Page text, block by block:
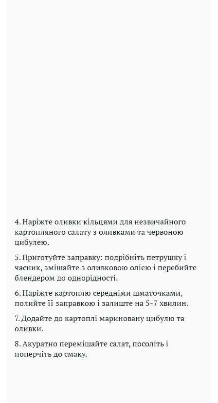
4. Наріжте оливки кільцями для незвичайного
картопляного салату з оливками та червоною
цибулею.
5. Приготуйте заправку: подрібніть петрушку і
часник, змішайте з оливковою олією і перебийте
блендером до однорідності.
6. Наріжте картоплю середніми шматочками,
полийте її заправкою і залиште на 5-7 хвилин.
7. Додайте до картоплі мариновану цибулю та
оливки.
8. Акуратно перемішайте салат, посоліть і
поперчіть до смаку.